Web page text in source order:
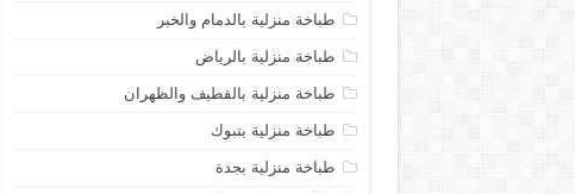
طباخة منزلية بالدمام والخبر
طباخة منزلية بالرياض
طباخة منزلية بالقطيف والظهران
طباخة منزلية بتبوك
طباخة منزلية بجدة